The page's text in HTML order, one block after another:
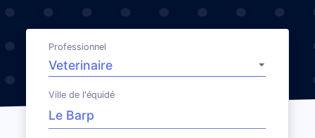
Professionnel
Ville de l'équidé